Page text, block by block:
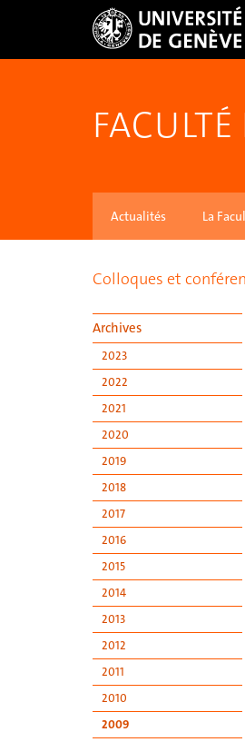
Actualités La
Colloques et
Archives
2023
2022
2021
2020
2019
2018
2017
2016
2015
2014
2013
2012
2011
2010
2009